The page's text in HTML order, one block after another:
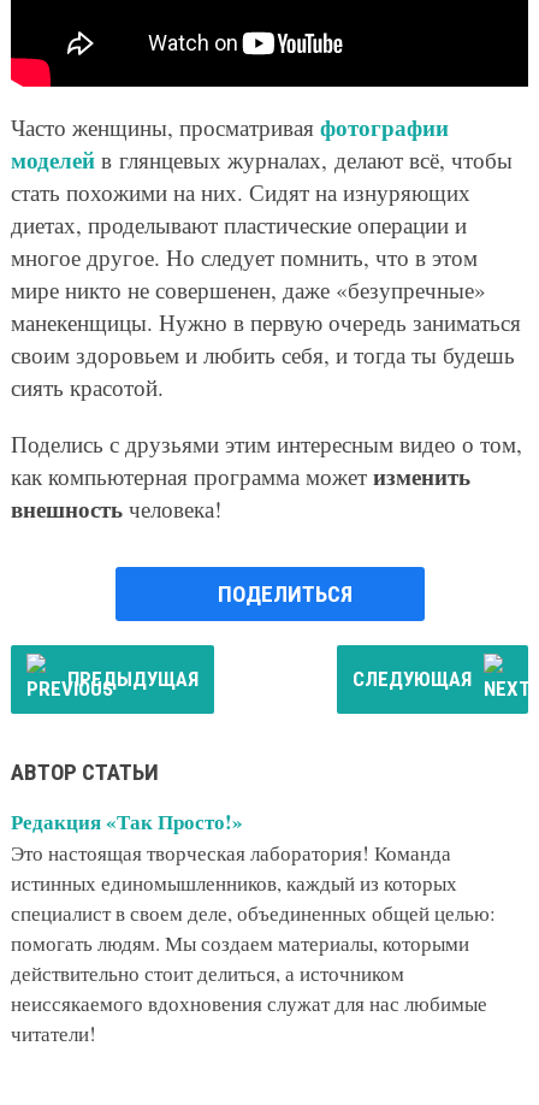
Часто женщины, просматривая фотографии
моделейв глянцевых журналах, делают всё, чтобы
стать похожими на них. Сидят на изнуряющих
диетах, проделывают пластические операции и
многое другое. Но следует помнить, что в этом
мире никто не совершенен, даже «безупречные»
манекенщицы. Нужно в первую очередь заниматься
своим здоровьем и любить себя, и тогда ты будешь
сиять красотой.
Поделись с друзьями этим интересным видео о том,
как компьютерная программа может изменить
внешностьчеловека!
ПОДЕЛИТЬСЯ
ПРЕДЫДУЩАЯ СЛЕДУЮЩАЯ
АВТОР СТАТЬИ
Редакция «Так Просто!»
Это настоящая творческая лаборатория! Команда
истинных единомышленников, каждый из которых
специалист в своем деле, объединенных общей целью:
помогать людям. Мы создаем материалы, которыми
действительно стоит делиться, а источником
неиссякаемого вдохновения служат для нас любимые
читатели!